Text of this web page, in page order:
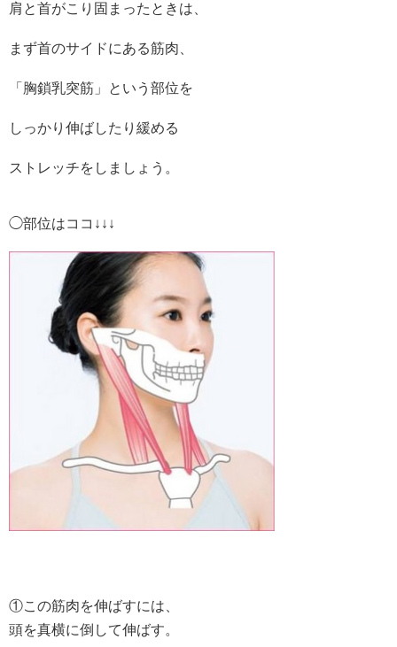
肩と首がこり固まったときは、
まず首のサイドにある筋肉、
「胸鎖乳突筋」という部位を
しっかり伸ばしたり緩める
ストレッチをしましょう。
◯部位はココ↓↓↓
①この筋肉を伸ばすには、
頭を真横に倒して伸ばす。